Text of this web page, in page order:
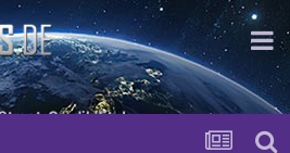
Credibility!